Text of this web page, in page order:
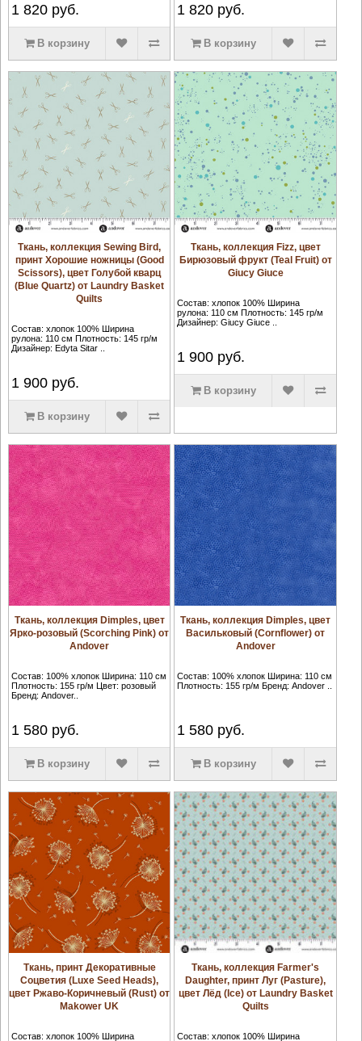
1 820руб.
В корзину
1 820 руб.
В корзину
Ткань, коллекция Sewing Bird,
принт Хорошие ножницы (Good
Scissors), цвет Голубой кварц
(Blue Quartz) от Laundry Basket
Quilts
Состав: хлопок 100% Ширина
рулона: 110 см Плотность: 145 гр/м
Дизайнер: Edyta Sitar ..
1 900руб.
В корзину
Ткань, коллекция Fizz, цвет
Бирюзовый фрукт (Teal Fruit) от
Giucy Giuce
Состав: хлопок 100% Ширина
рулона: 110 см Плотность: 145 гр/м
Дизайнер: Giucy Giuce ..
1 900 руб.
В корзину
Ткань, коллекция Dimples, цвет
Ярко-розовый (Scorching Pink) от
Andover
Состав: 100% хлопок Ширина: 110 см
Плотность: 155 гр/м Цвет: розовый
Бренд: Andover..
1 580руб.
В корзину
Ткань, коллекция Dimples, цвет
Васильковый (Cornflower) от
Andover
Состав: 100% хлопок Ширина: 110 см
Плотность: 155 гр/м Бренд: Andover ..
1 580 руб.
В корзину
Ткань, принт Декоративные
Соцветия (Luxe Seed Heads),
цвет Ржаво-Коричневый (Rust) от
Makower UK
Состав: хлопок 100% Ширина
Ткань, коллекция Farmer's
Daughter, принт Луг (Pasture),
цвет Лёд (Ice) от Laundry Basket
Quilts
Состав: хлопок 100% Ширина